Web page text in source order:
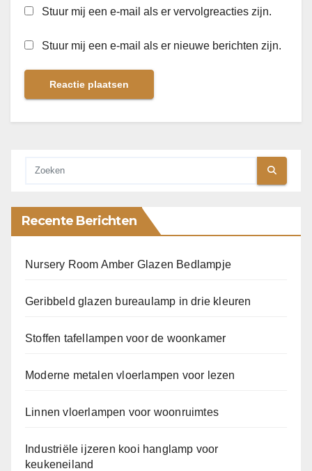
Stuur mij een e-mail als er vervolgreacties zijn.
Stuur mij een e-mail als er nieuwe berichten zijn.
Recente Berichten
Nursery Room Amber Glazen Bedlampje
Geribbeld glazen bureaulamp in drie kleuren
Stoffen tafellampen voor de woonkamer
Moderne metalen vloerlampen voor lezen
Linnen vloerlampen voor woonruimtes
Industriële ijzeren kooi hanglamp voor
keukeneiland